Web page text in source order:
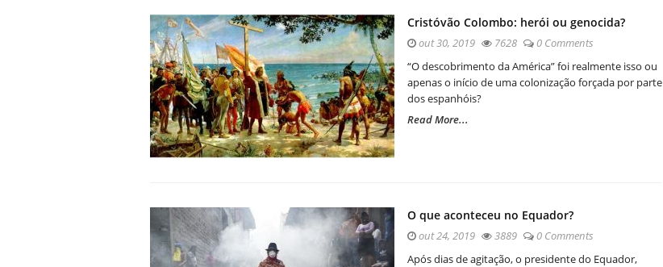
Cristóvão Colombo: herói ou genocida?
out 30, 2019 7628
0 Comments
“O descobrimento da América” foi realmente isso ou
apenas o início de uma colonização forçada por parte
dos espanhóis?
Read More...
O que aconteceu no Equador?
out 24, 2019 3889
0 Comments
Após dias de agitação, o presidente do Equador,